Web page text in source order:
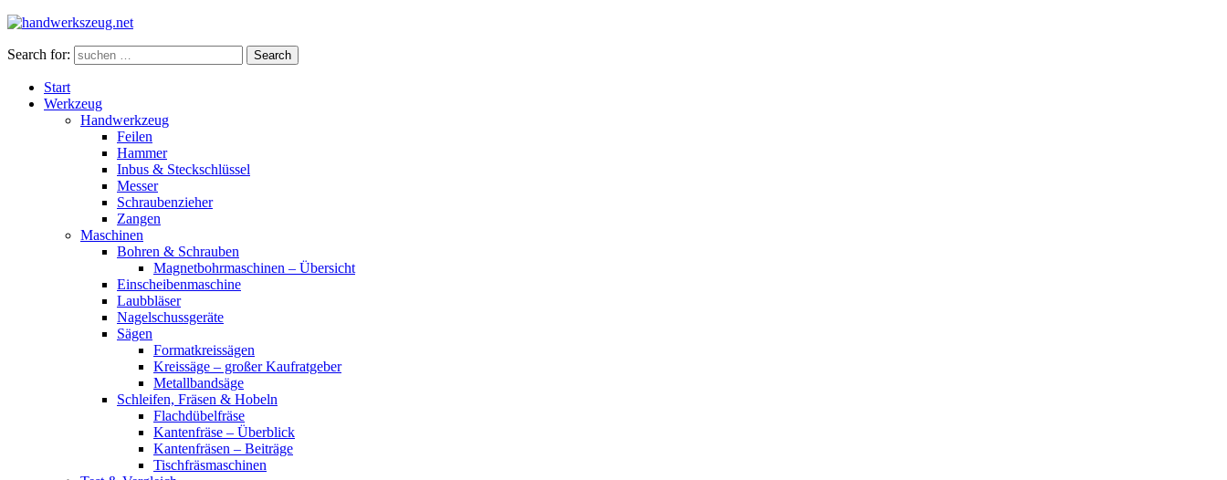
Search for: Search
Start
Werkzeug
Handwerkzeug
Feilen
Hammer
Inbus & Steckschlüssel
Messer
Schraubenzieher
Zangen
Maschinen
Bohren & Schrauben
Magnetbohrmaschinen – Übersicht
Einscheibenmaschine
Laubbläser
Nagelschussgeräte
Sägen
Formatkreissägen
Kreissäge – großer Kaufratgeber
Metallbandsäge
Schleifen, Fräsen & Hobeln
Flachdübelfräse
Kantenfräse – Überblick
Kantenfräsen – Beiträge
Tischfräsmaschinen